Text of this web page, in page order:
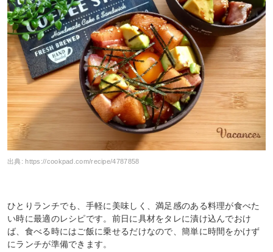
出典:https://cookpad.com/recipe/4787858
ひとりランチでも、手軽に美味しく、満足感のある料理が食べた
い時に最適のレシピです。前日に具材をタレに漬け込んでおけ
ば、食べる時にはご飯に乗せるだけなので、簡単に時間をかけず
にランチが準備できます。